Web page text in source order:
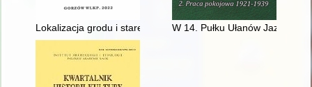
Lokalizacja grodu i starego miasta Arnswalde
W 14. Pułku Ułanów